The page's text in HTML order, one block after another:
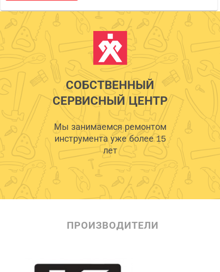
СОБСТВЕННЫЙ
СЕРВИСНЫЙ ЦЕНТР
Мы занимаемся ремонтом
инструмента уже более 15
лет
ПРОИЗВОДИТЕЛИ